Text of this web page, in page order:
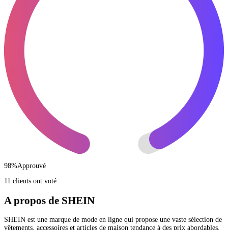
98%Approuvé
11 clients ont voté
A propos de SHEIN
SHEIN est une marque de mode en ligne qui propose une vaste sélection de
vêtements, accessoires et articles de maison tendance à des prix abordables.